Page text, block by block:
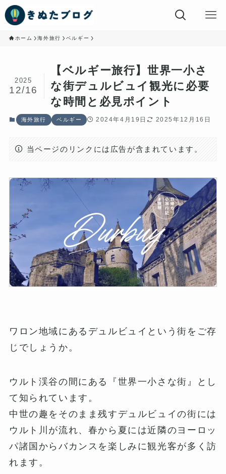
ホーム 海外旅行 ベルギー
【ベルギー旅行】世界一小さ
な街デュルビュイ観光に必要
な時間と必見ポイント
2025
12/16
海外旅行 ベルギー 2024年4月19日 2025年12月16日
当ページのリンクには広告が含まれています。
ワロン地域にあるデュルビュイという街をご存
じでしょうか。
ウルト渓谷の間にある『世界一小さな街』とし
て知られています。
中世の趣をそのまま残すデュルビュイの街には
ウルト川が流れ、春から夏には近隣のヨーロッ
パ諸国からバカンスを楽しみに観光客が多く訪
れます。